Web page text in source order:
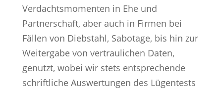
Verdachtsmomenten in Ehe und
Partnerschaft, aber auch in Firmen bei
Fällen von Diebstahl, Sabotage, bis hin zur
Weitergabe von vertraulichen Daten,
genutzt, wobei wir stets entsprechende
schriftliche Auswertungen des Lügentests